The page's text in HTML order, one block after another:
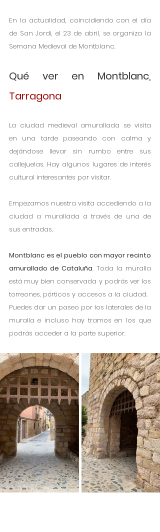
En la actualidad, coincidiendo con el día
de San Jordi, el 23 de abril, se organiza la
Semana Medieval de Montblanc.
Tarragona
La ciudad medieval amurallada se visita
en una tarde paseando con calma y
dejándose llevar sin rumbo entre sus
callejuelas. Hay algunos lugares de interés
cultural interesantes por visitar.
Empezamos nuestra visita accediendo a la
ciudad a murallada a través de una de
sus entradas.
Montblanc es el pueblo con mayor recinto
amurallado de Cataluña. Toda la muralla
está muy bien conservada y podrás ver los
torreones, pórticos y accesos a la ciudad.
Puedes dar un paseo por los laterales de la
muralla e incluso hay tramos en los que
podrás acceder a la parte superior.